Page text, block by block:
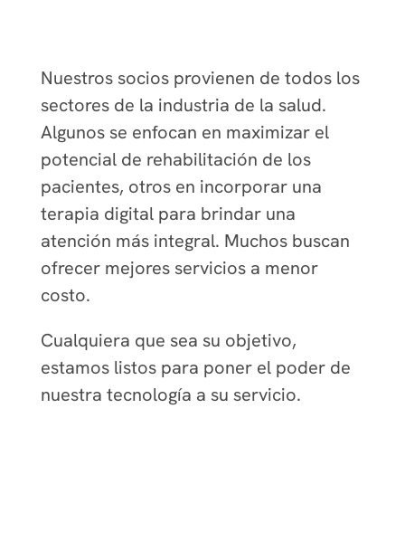
Nuestros socios provienen de todos los
sectores de la industria de la salud.
Algunos se enfocan en maximizar el
potencial de rehabilitación de los
pacientes, otros en incorporar una
terapia digital para brindar una
atención más integral. Muchos buscan
ofrecer mejores servicios a menor
costo.
Cualquiera que sea su objetivo,
estamos listos para poner el poder de
nuestra tecnología a su servicio.